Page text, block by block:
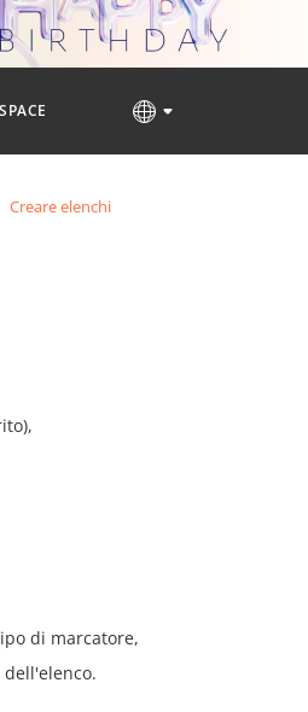
Creare elenchi
di marcatore,